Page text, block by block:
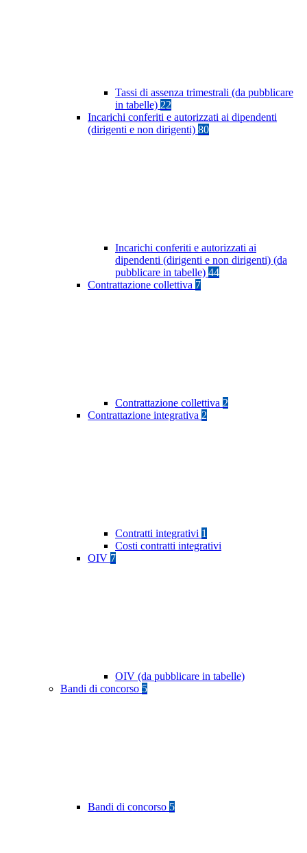
Tassi di assenza trimestrali (da pubblicare
in tabelle) 22
Incarichi conferiti e autorizzati ai dipendenti
(dirigenti e non dirigenti) 80
Incarichi conferiti e autorizzati ai
dipendenti (dirigenti e non dirigenti) (da
pubblicare in tabelle) 44
Contrattazione collettiva 7
Contrattazione collettiva 2
Contrattazione integrativa 2
Contratti integrativi 1
Costi contratti integrativi
OIV 7
OIV (da pubblicare in tabelle)
Bandi di concorso 5
Bandi di concorso 5